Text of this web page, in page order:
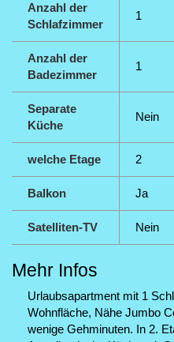
Anzahl der
Schlafzimmer
1
Anzahl der
Badezimmer
1
Separate
Küche
Nein
welche Etage 2
Balkon Ja
Satelliten-TV Nein
Mehr Infos
Urlaubsapartment mit 1
Wohnfläche, Nähe Jumbo
wenige Gehminuten. In 2.